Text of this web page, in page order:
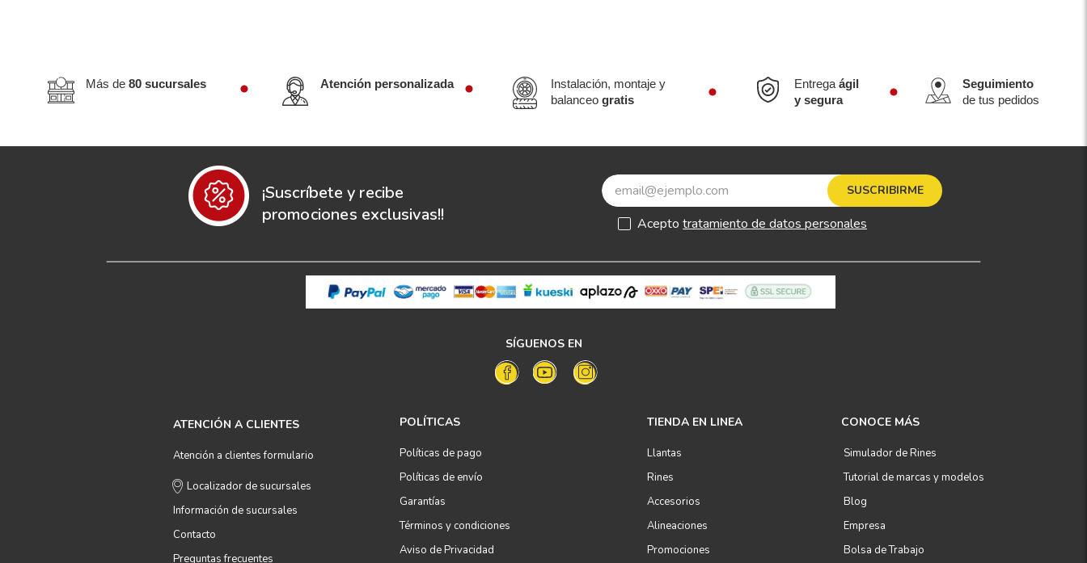
Más de 80 sucursales Atención personalizada
Instalación, montaje y
balanceogratis
Entregaágil
y segura
Seguimiento
de tus pedidos
¡Suscríbete y recibe
promociones exclusivas!!
SUSCRIBIRME
Acepto tratamiento de datos personales
SÍGUENOS EN
ATENCIÓN A CLIENTES
Atención a clientes formulario
Localizador de sucursales
Información de sucursales
Contacto
Preguntas frecuentes
POLÍTICAS
Políticas de pago
Políticas de envío
Garantías
Términos y condiciones
Aviso de Privacidad
TIENDA EN LINEA
Llantas
Rines
Accesorios
Alineaciones
Promociones
CONOCE MÁS
Simulador de Rines
Tutorial de marcas y modelos
Blog
Empresa
Bolsa de Trabajo